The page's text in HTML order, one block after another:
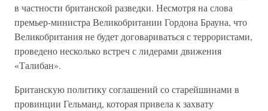
в частности британской разведки. Несмотря на слова
премьер-министра Великобритании Гордона Брауна, что
Великобритания не будет договариваться с террористами,
проведено несколько встреч с лидерами движения
«Талибан».
Британскую политику соглашений со старейшинами в
провинции Гельманд, которая привела к захвату